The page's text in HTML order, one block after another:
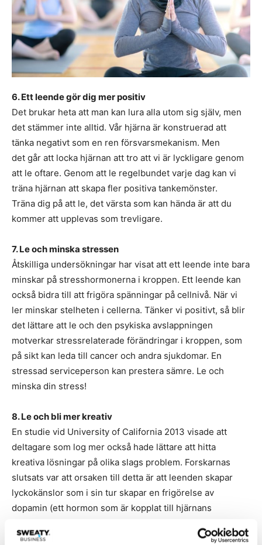
6. Ett leende gör dig mer positiv
Det brukar heta att man kan lura alla utom sig själv, men
det stämmer inte alltid. Vår hjärna är konstruerad att
tänka negativt som en ren försvarsmekanism. Men
det går att locka hjärnan att tro att vi är lyckligare genom
att le oftare. Genom att le regelbundet varje dag kan vi
träna hjärnan att skapa fler positiva tankemönster.
Träna dig på att le, det värsta som kan hända är att du
kommer att upplevas som trevligare.
7. Le och minska stressen
Åtskilliga undersökningar har visat att ett leende inte bara
minskar på stresshormonerna i kroppen. Ett leende kan
också bidra till att frigöra spänningar på cellnivå. När vi
ler minskar stelheten i cellerna. Tänker vi positivt, så blir
det lättare att le och den psykiska avslappningen
motverkar stressrelaterade förändringar i kroppen, som
på sikt kan leda till cancer och andra sjukdomar. En
stressad serviceperson kan prestera sämre. Le och
minska din stress!
8. Le och bli mer kreativ
En studie vid University of California 2013 visade att
deltagare som log mer också hade lättare att hitta
kreativa lösningar på olika slags problem. Forskarnas
slutsats var att orsaken till detta är att leenden skapar
lyckokänslor som i sin tur skapar en frigörelse av
dopamin (ett hormon som är kopplat till hjärnans
euforiska och lyckliga) som i sin tur gör att vi har lättare